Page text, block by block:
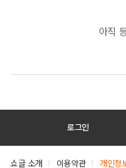
아직
로그인
쇼글 소개 이용약관 개인정